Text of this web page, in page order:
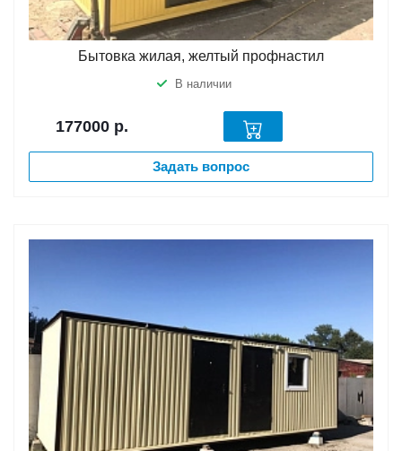
Бытовка жилая, желтый профнастил
В наличии
177000 р.
Задать вопрос